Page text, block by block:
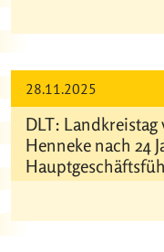
28.11.2025
DLT:
Henneke nach 24